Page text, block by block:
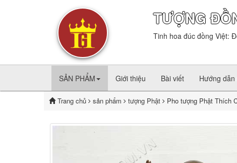
TƯỢNG
Tinh hoa đúc đồng Việt:
SẢN PHẨM Giới thiệu Bài viết Hướng
Trang chủ sản phẩm tượng Phật Pho tượng Phật Thích